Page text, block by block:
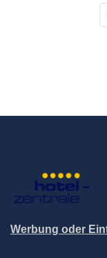
Werbung oder